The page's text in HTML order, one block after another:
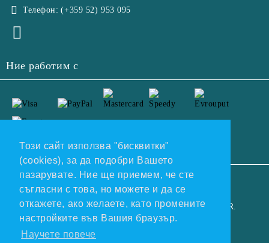
Този сайт използва "бисквитки"
(cookies), за да подобри Вашето
пазарувате. Ние ще приемем, че сте
съгласни с това, но можете и да се
откажете, ако желаете, като промените
настройките във Вашия браузър.
Научете повече
Телефон: (+359 52) 953 095
Ние работим с
Нашият онлайн магазин е 100% съобразен с GDPR.
Прочетете нашата политика